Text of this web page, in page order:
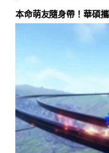
本命萌友隨身帶！華碩